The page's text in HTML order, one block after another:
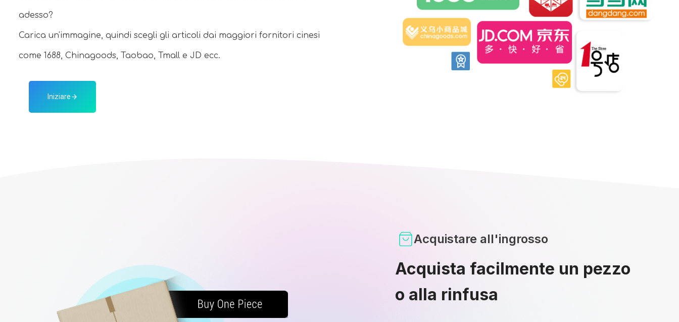
adesso?
Carica un'immagine, quindi scegli gli articoli dai maggiori fornitori cinesi
come 1688, Chinagoods, Taobao, Tmall e JD ecc.
Iniziare
Acquistare all'ingrosso
Acquista facilmente un pezzo
o alla rinfusa